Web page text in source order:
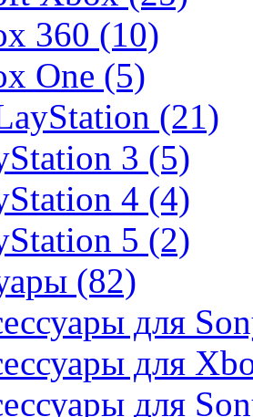
360 (10)
One (5)
(21)
3 (5)
4 (4)
5 (2)
(82)
для
для
для